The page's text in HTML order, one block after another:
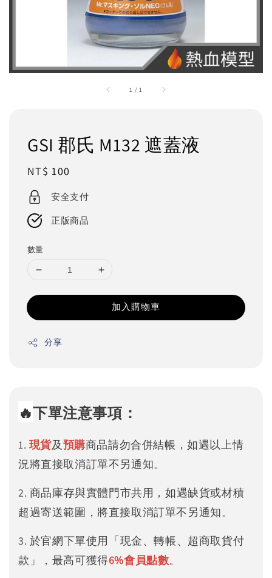
1 / 1
GSI 郡氏 M132 遮蓋液
Regular
price
NT$ 100
安全支付
正版商品
數量
加入購物車
分享
🔥下單注意事項：
1. 現貨及預購商品請勿合併結帳，如遇以上情
況將直接取消訂單不另通知。
2. 商品庫存與實體門市共用，如遇缺貨或材積
超過寄送範圍，將直接取消訂單不另通知。
3. 於官網下單使用「現金、轉帳、超商取貨付
款」，最高可獲得6%會員點數。